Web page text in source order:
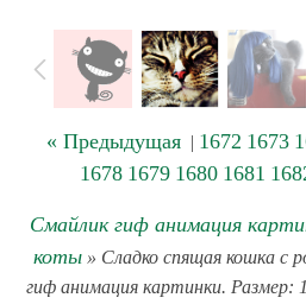
« Предыдущая | 1672 1673
1678 1679 1680 1681
Смайлик гиф анимация
коты» Сладко спящая кошка с
гиф анимация картинки. Размер: